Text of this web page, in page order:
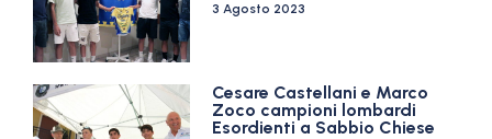
3 Agosto 2023
Cesare Castellani e Marco
Zoco campioni lombardi
Esordienti a Sabbio Chiese